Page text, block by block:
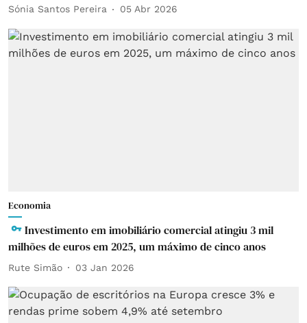
Sónia Santos Pereira 05 Abr 2026
Economia
Investimento em imobiliário comercial atingiu 3 mil
milhões de euros em 2025, um máximo de cinco anos
Rute Simão 03 Jan 2026